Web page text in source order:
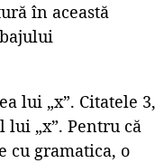
în această
lui „x”. Citatele 3,
lui „x”. Pentru că
cu gramatica, o